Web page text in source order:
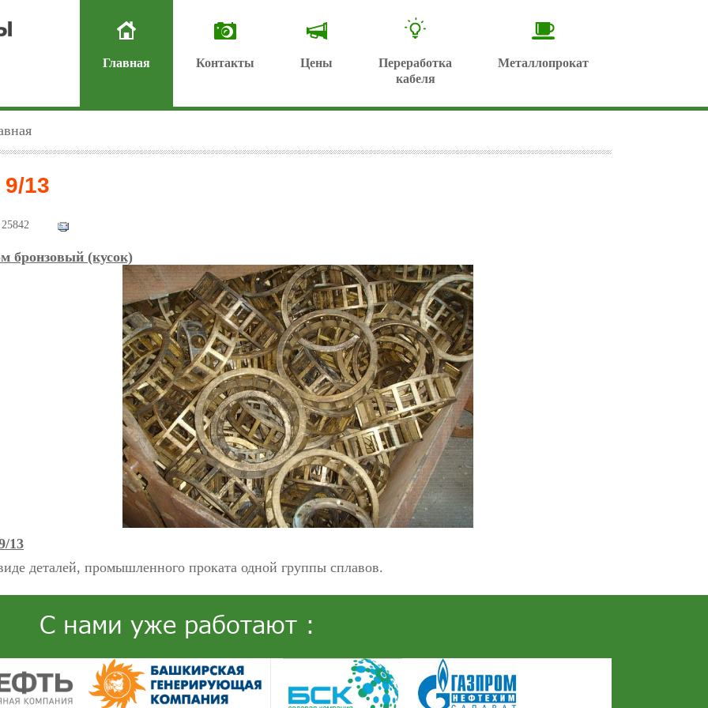
Главная Контакты Цены
Переработка
кабеля
Металлопрокат
13
25842
бронзовый (кусок)
13
деталей, промышленного проката одной группы сплавов.
С нами уже работают :